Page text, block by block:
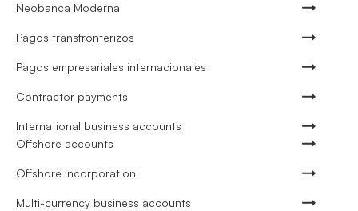
Neobanca Moderna
Pagos transfronterizos
Pagos empresariales internacionales
Contractor payments
International business accounts
Offshore accounts
Offshore incorporation
Multi-currency business accounts